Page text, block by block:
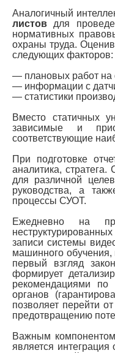
Аналогичный
листов для
нормативных
охраны труда.
следующих факторов:
— плановых работ на
— информации с
— статистики
Вместо статичных
зависимые и
соответствующие
При подготовке
аналитика,
для различной
руководства, а
процессы СУОТ.
Ежедневно на
записи системы
машинного
первый взгляд
формирует
рекомендациями
органов
позволяет перейти
предотвращению
Важным компонентом
является